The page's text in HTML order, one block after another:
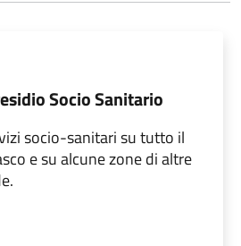
Socio Sanitario
socio-sanitari su tutto il
e su alcune zone di altre